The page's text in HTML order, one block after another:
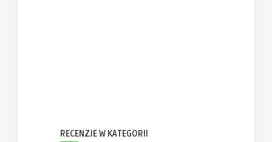
RECENZJE W KATEGORII